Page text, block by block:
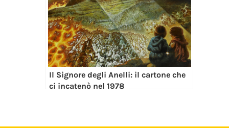
Il Signore degli Anelli: il cartone che
ci incatenò nel 1978